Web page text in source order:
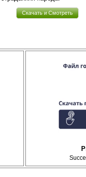
Скачать и Смотреть